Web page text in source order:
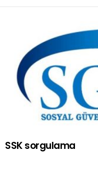
SSK sorgulama